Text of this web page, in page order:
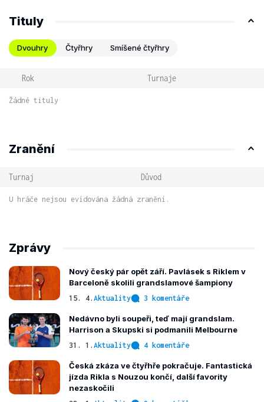
Tituly
Dvouhry Čtyřhry Smíšené čtyřhry
Rok Turnaje
Žádné tituly
Zranění
Turnaj Důvod
U hráče nejsou evidována žádná zranění.
Zprávy
Nový český pár opět září. Pavlásek s Riklem v
Barceloně skolili grandslamové šampiony
15. 4. Aktuality 3 komentáře
Nedávno byli soupeři, teď mají grandslam.
Harrison a Skupski si podmanili Melbourne
31. 1. Aktuality 4 komentáře
Česká zkáza ve čtyřhře pokračuje. Fantastická
jízda Rikla s Nouzou končí, další favority
nezaskočili